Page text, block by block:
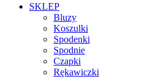
SKLEP
Bluzy
Koszulki
Spodenki
Spodnie
Czapki
Rękawiczki